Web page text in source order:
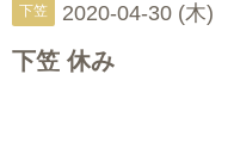
下笠 2020-04-30 (木)
下笠 休み